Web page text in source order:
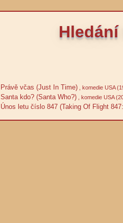
Právě včas (Just In Time) , komedie USA
Santa kdo? (Santa Who?) , komedie USA
Únos letu číslo 847 (Taking Of Flight